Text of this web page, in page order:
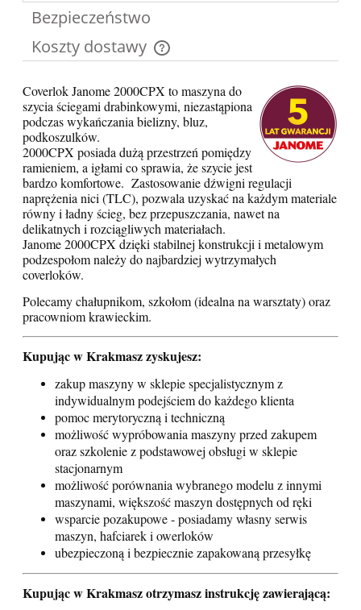
Bezpieczeństwo
Koszty dostawy
Cena nie zawiera ewentualnych kosztów płatności
Coverlok Janome 2000CPX to maszyna do
szycia ściegami drabinkowymi, niezastąpiona
podczas wykańczania bielizny, bluz,
podkoszulków.
2000CPX posiada dużą przestrzeń pomiędzy
ramieniem, a igłami co sprawia, że szycie jest
bardzo komfortowe. Zastosowanie dźwigni regulacji
naprężenia nici (TLC), pozwala uzyskać na każdym materiale
równy i ładny ścieg, bez przepuszczania, nawet na
delikatnych i rozciągliwych materiałach.
Janome 2000CPX dzięki stabilnej konstrukcji i metalowym
podzespołom należy do najbardziej wytrzymałych
coverloków.
Polecamy chałupnikom, szkołom (idealna na warsztaty) oraz
pracowniom krawieckim.
Kupując w Krakmasz zyskujesz:
zakup maszyny w sklepie specjalistycznym z
indywidualnym podejściem do każdego klienta
pomoc merytoryczną i techniczną
możliwość wypróbowania maszyny przed zakupem
oraz szkolenie z podstawowej obsługi w sklepie
stacjonarnym
możliwość porównania wybranego modelu z innymi
maszynami, większość maszyn dostępnych od ręki
wsparcie pozakupowe - posiadamy własny serwis
maszyn, hafciarek i owerloków
ubezpieczoną i bezpiecznie zapakowaną przesyłkę
Kupując w Krakmasz otrzymasz instrukcję zawierającą: